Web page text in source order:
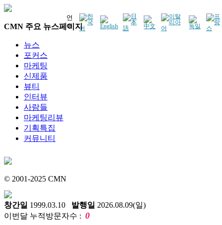
언
어
CMN 주요 뉴스페이지
뉴스
포커스
마케팅
신제품
뷰티
인터뷰
사람들
마케팅리뷰
기획특집
커뮤니티
© 2001-2025 CMN
창간일 1999.03.10 발행일 2026.08.09(일)
이번달 누적방문자수 : 0